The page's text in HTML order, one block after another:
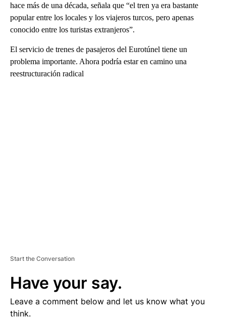
hace más de una década, señala que “el tren ya era bastante
popular entre los locales y los viajeros turcos, pero apenas
conocido entre los turistas extranjeros”.
El servicio de trenes de pasajeros del Eurotúnel tiene un
problema importante. Ahora podría estar en camino una
reestructuración radical
Start the Conversation
Have your say.
Leave a comment below and let us know what you
think.